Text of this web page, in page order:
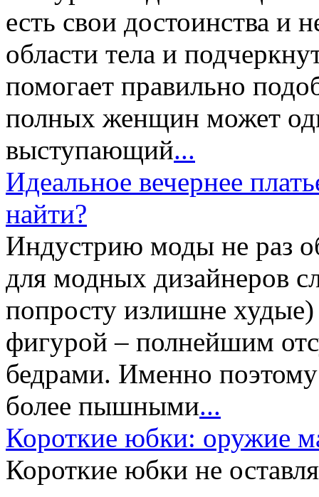
есть свои достоинства и
области тела и
помогает правильно
полных женщин может
выступающий...
Идеальное вечернее
найти?
Индустрию моды не раз
для модных дизайнеров
попросту излишне
фигурой – полнейшим
бедрами. Именно
более пышными...
Короткие юбки: оружие
Короткие юбки не